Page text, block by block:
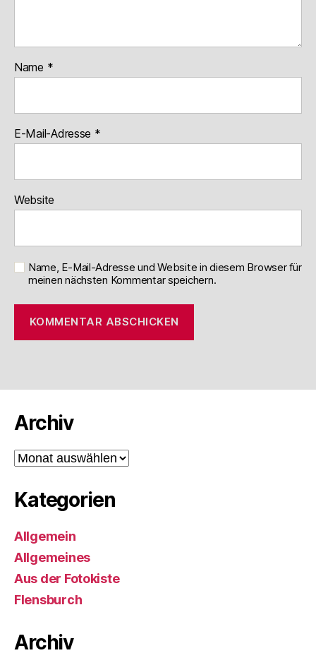
Name *
E-Mail-Adresse *
Website
Name, E-Mail-Adresse und Website in diesem Browser für
meinen nächsten Kommentar speichern.
Archiv
Archiv
Kategorien
Allgemein
Allgemeines
Aus der Fotokiste
Flensburch
Archiv